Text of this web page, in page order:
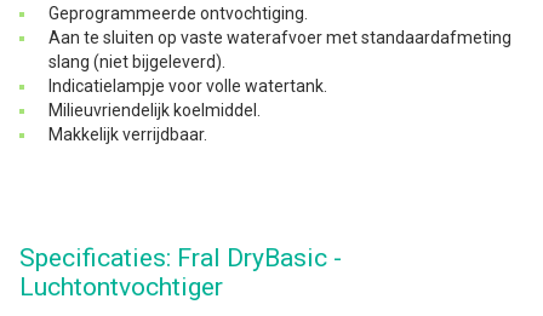
Geprogrammeerde ontvochtiging.
Aan te sluiten op vaste waterafvoer met standaardafmeting
slang (niet bijgeleverd).
Indicatielampje voor volle watertank.
Milieuvriendelijk koelmiddel.
Makkelijk verrijdbaar.
Specificaties: Fral DryBasic -
Luchtontvochtiger